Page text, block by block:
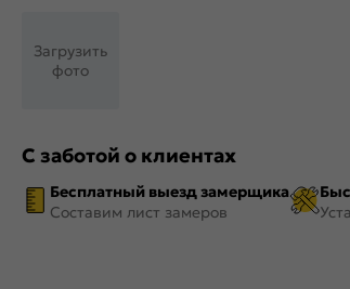
Загрузить
фото
С заботой о клиентах
Бесплатный выезд замерщика
Составим лист замеров